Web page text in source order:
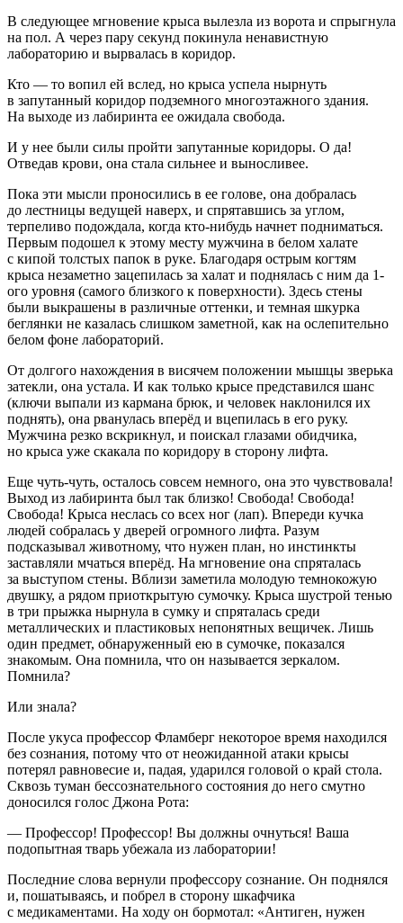
В следующее мгновение крыса вылезла из ворота и спрыгнула
на пол. А через пару секунд покинула ненавистную
лабораторию и вырвалась в коридор.
Кто — то вопил ей вслед, но крыса успела нырнуть
в запутанный коридор подземного многоэтажного здания.
На выходе из лабиринта ее ожидала свобода.
И у нее были силы пройти запутанные коридоры. О да!
Отведав крови, она стала сильнее и выносливее.
Пока эти мысли проносились в ее голове, она добралась
до лестницы ведущей наверх, и спрятавшись за углом,
терпеливо подождала, когда кто-нибудь начнет подниматься.
Первым подошел к этому месту мужчина в белом халате
с кипой толстых папок в руке. Благодаря острым когтям
крыса незаметно зацепилась за халат и поднялась с ним да 1-
ого уровня (самого близкого к поверхности). Здесь стены
были выкрашены в различные оттенки, и темная шкурка
беглянки не казалась слишком заметной, как на ослепительно
белом фоне лабораторий.
От долгого нахождения в висячем положении мышцы зверька
затекли, она устала. И как только крысе представился шанс
(ключи выпали из кармана брюк, и человек наклонился их
поднять), она рванулась вперёд и вцепилась в его руку.
Мужчина резко вскрикнул, и поискал глазами обидчика,
но крыса уже скакала по коридору в сторону лифта.
Еще чуть-чуть, осталось совсем немного, она это чувствовала!
Выход из лабиринта был так близко! Свобода! Свобода!
Свобода! Крыса неслась со всех ног (лап). Впереди кучка
людей собралась у дверей огромного лифта. Разум
подсказывал животному, что нужен план, но инстинкты
заставляли мчаться вперёд. На мгновение она спряталась
за выступом стены. Вблизи заметила молодую темнокожую
двушку, а рядом приоткрытую сумочку. Крыса шустрой тенью
в три прыжка нырнула в сумку и спряталась среди
металлических и пластиковых непонятных вещичек. Лишь
один предмет, обнаруженный ею в сумочке, показался
знакомым. Она помнила, что он называется зеркалом.
Помнила?
Или знала?
После укуса профессор Фламберг некоторое время находился
без сознания, потому что от неожиданной атаки крысы
потерял равновесие и, падая, ударился головой о край стола.
Сквозь туман бессознательного состояния до него смутно
доносился голос Джона Рота:
— Профессор! Профессор! Вы должны очнуться! Ваша
подопытная тварь убежала из лаборатории!
Последние слова вернули профессору сознание. Он поднялся
и, пошатываясь, и побрел в сторону шкафчика
с медикаментами. На ходу он бормотал: «Антиген, нужен